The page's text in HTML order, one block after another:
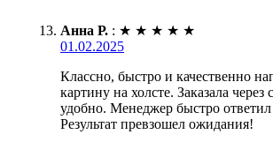
Анна Р. : ★ ★ ★ ★ ★
01.02.2025
Классно, быстро и качественно
картину на холсте. Заказала через
удобно. Менеджер быстро
Результат превзошел ожидания!